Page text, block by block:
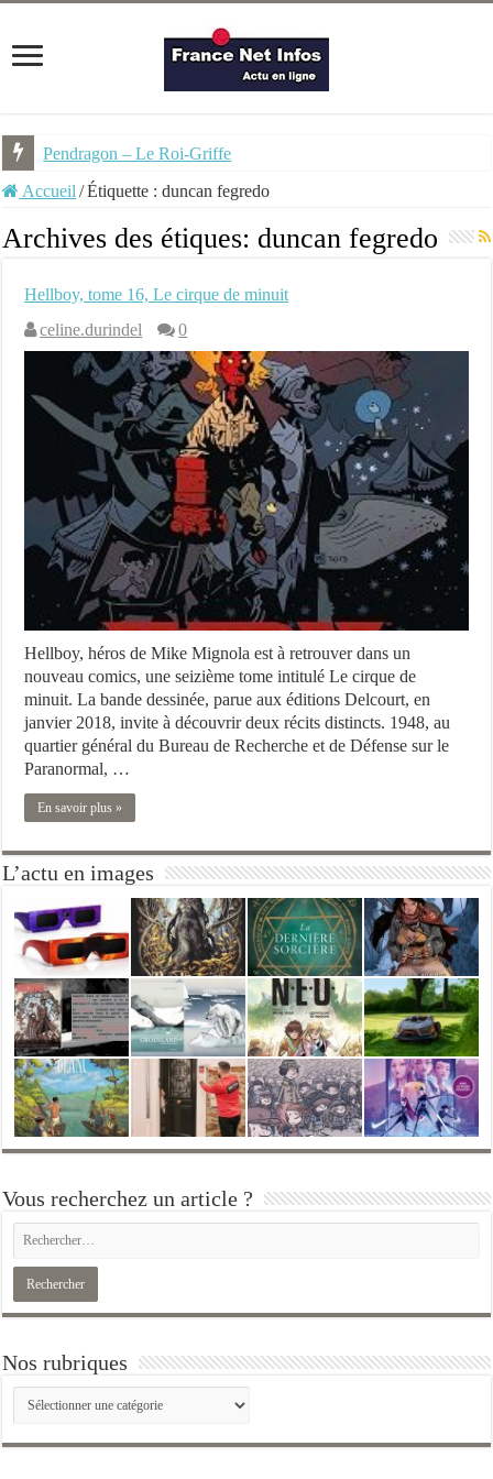
Pendragon – Le Roi-Griffe
Accueil /Étiquette :duncan fegredo
Archives des étiques: duncan fegredo
Hellboy, tome 16, Le cirque de minuit
celine.durindel
0
Hellboy, héros de Mike Mignola est à retrouver dans un
nouveau comics, une seizième tome intitulé Le cirque de
minuit. La bande dessinée, parue aux éditions Delcourt, en
janvier 2018, invite à découvrir deux récits distincts. 1948, au
quartier général du Bureau de Recherche et de Défense sur le
Paranormal, …
En savoir plus »
L’actu en images
Vous recherchez un article ?
Nos rubriques
Nos
rubriques